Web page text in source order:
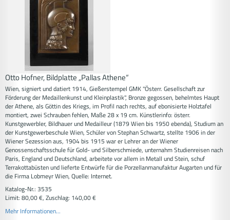
Otto Hofner, Bildplatte „Pallas Athene“
Wien, signiert und datiert 1914, Gießerstempel GMK "Österr. Gesellschaft zur
Förderung der Medaillenkunst und Kleinplastik", Bronze gegossen, behelmtes Haupt
der Athene, als Göttin des Kriegs, im Profil nach rechts, auf ebonisierte Holztafel
montiert, zwei Schrauben fehlen, Maße 28 x 19 cm. Künstlerinfo: österr.
Kunstgewerbler, Bildhauer und Medailleur (1879 Wien bis 1950 ebenda), Studium an
der Kunstgewerbeschule Wien, Schüler von Stephan Schwartz, stellte 1906 in der
Wiener Sezession aus, 1904 bis 1915 war er Lehrer an der Wiener
Genossenschaftsschule für Gold- und Silberschmiede, unternahm Studienreisen nach
Paris, England und Deutschland, arbeitete vor allem in Metall und Stein, schuf
Terrakottabüsten und lieferte Entwürfe für die Porzellanmanufaktur Augarten und für
die Firma Lobmeyr Wien, Quelle: Internet.
Katalog-Nr.: 3535
Limit: 80,00 €, Zuschlag: 140,00 €
Mehr Informationen...